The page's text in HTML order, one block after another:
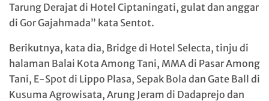
Tarung Derajat di Hotel Ciptaningati, gulat dan anggar
di Gor Gajahmada” kata Sentot.
Berikutnya, kata dia, Bridge di Hotel Selecta, tinju di
halaman Balai Kota Among Tani, MMA di Pasar Among
Tani, E-Spot di Lippo Plasa, Sepak Bola dan Gate Ball di
Kusuma Agrowisata, Arung Jeram di Dadaprejo dan